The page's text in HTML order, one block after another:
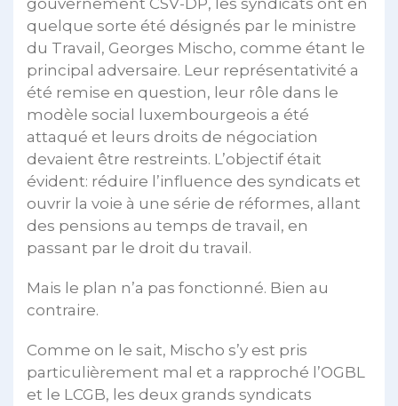
quelque sorte été désignés par le ministre
du Travail, Georges Mischo, comme étant le
principal adversaire. Leur représentativité a
été remise en question, leur rôle dans le
modèle social luxembourgeois a été
attaqué et leurs droits de négociation
devaient être restreints. L’objectif était
évident: réduire l’influence des syndicats et
ouvrir la voie à une série de réformes, allant
des pensions au temps de travail, en
passant par le droit du travail.
Mais le plan n’a pas fonctionné. Bien au
contraire.
Comme on le sait, Mischo s’y est pris
particulièrement mal et a rapproché l’OGBL
et le LCGB, les deux grands syndicats